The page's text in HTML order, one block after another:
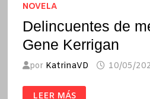
NOVELA
Delincuentes de
Gene Kerrigan
por KatrinaVD 10/05/
DELINCUENTES
LEER MÁS